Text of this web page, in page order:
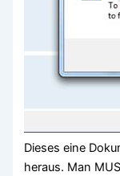
Dieses eine
heraus. Man